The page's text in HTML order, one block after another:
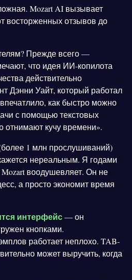
Mozart AI вызывает
восторженных отзывов до
Прежде всего —
что идея ИИ-копилота
действительно
Дэнни Уайт, который работал
как быстро можно
с помощью текстовых
отнимают кучу времени».
1 млн прослушиваний)
нереальным. Я годами
воодушевляет. Он не
а просто экономит время
интерфейс— он
кнопками.
работает неплохо. TAB-
может выручить, когда